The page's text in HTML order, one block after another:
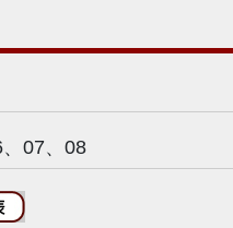
07、08